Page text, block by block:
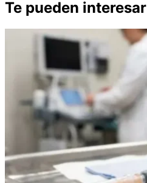
Te pueden interesar